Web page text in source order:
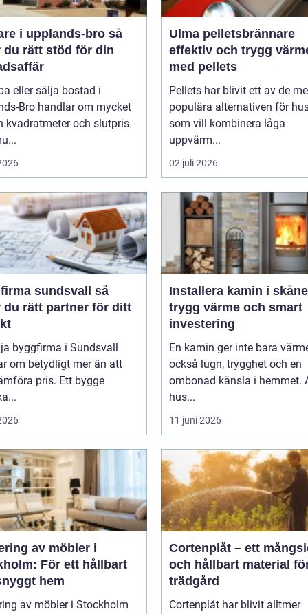
i upplands-bro så
du rätt stöd för din
eller sälja bostad i
Bro handlar om mycket
kvadratmeter och slutpris.
Ulma pelletsbrännare
effektiv och trygg
med pellets
Pellets har blivit ett av de
populära alternativen för
som vill kombinera låga
uppvärm...
02 juli 2026
sundsvall så
du rätt partner för ditt
byggfirma i Sundsvall
om betydligt mer än att
pris. Ett bygge
Installera kamin i skåne
trygg värme och smart
investering
En kamin ger inte bara
också lugn, trygghet och en
ombonad känsla i hemmet.
hus...
11 juni 2026
av möbler i
För ett hållbart
hem
av möbler i Stockholm
Cortenplåt – ett
och hållbart material
trädgård
Cortenplåt har blivit alltmer